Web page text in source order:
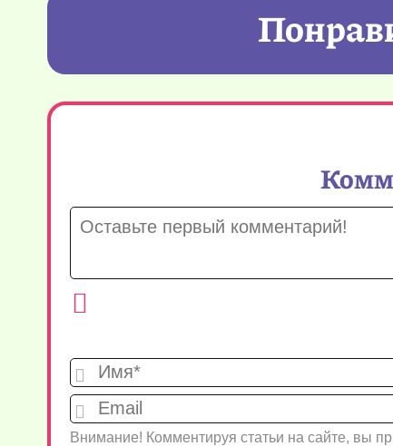
Внимание! Комментируя статьи на сайте, вы